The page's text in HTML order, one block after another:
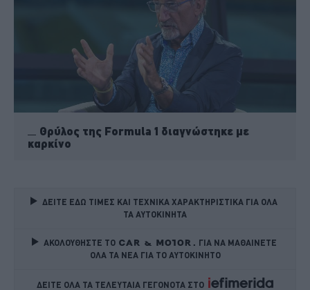
Θρύλος της Formula 1 διαγνώστηκε με
καρκίνο
ΔΕΙΤΕ ΕΔΩ ΤΙΜΕΣ ΚΑΙ ΤΕΧΝΙΚΑ ΧΑΡΑΚΤΗΡΙΣΤΙΚΑ ΓΙΑ ΟΛΑ
ΤΑ ΑΥΤΟΚΙΝΗΤΑ
ΑΚΟΛΟΥΘΗΣΤΕ ΤΟ
ΓΙΑ ΝΑ ΜΑΘΑΙΝΕΤΕ
ΟΛΑ ΤΑ ΝΕΑ ΓΙΑ ΤΟ ΑΥΤΟΚΙΝΗΤΟ
ΔΕΙΤΕ ΟΛΑ ΤΑ ΤΕΛΕΥΤΑΙΑ ΓΕΓΟΝΟΤΑ ΣΤΟ